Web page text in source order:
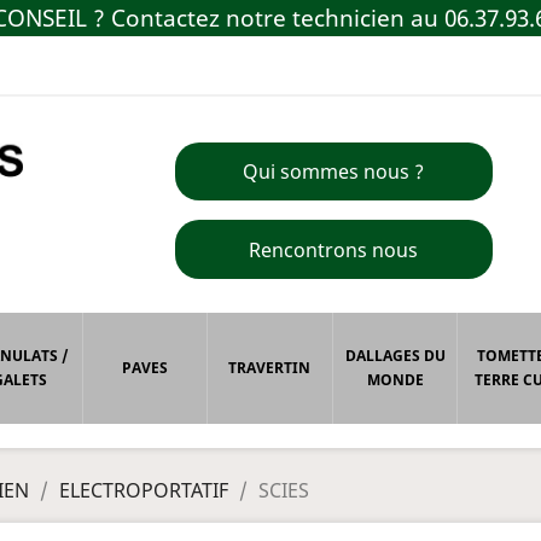
? Contactez notre technicien au
Qui sommes nous ?
Rencontrons nous
/
PAVES TRAVERTIN
DALLAGES DU
MONDE
TERRE
ELECTROPORTATIF SCIES